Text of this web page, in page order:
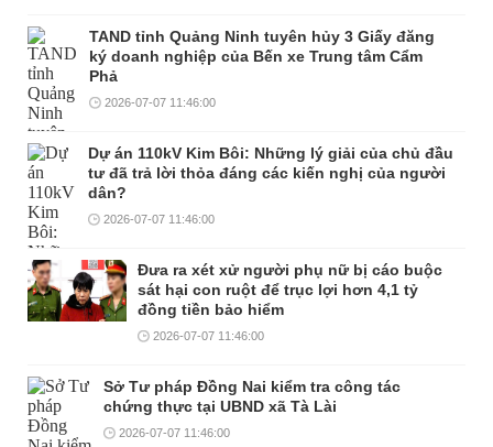
TAND tỉnh Quảng Ninh tuyên hủy 3 Giấy đăng
ký doanh nghiệp của Bến xe Trung tâm Cẩm
Phả
2026-07-07 11:46:00
Dự án 110kV Kim Bôi: Những lý giải của chủ đầu
tư đã trả lời thỏa đáng các kiến nghị của người
dân?
2026-07-07 11:46:00
Đưa ra xét xử người phụ nữ bị cáo buộc
sát hại con ruột để trục lợi hơn 4,1 tỷ
đồng tiền bảo hiểm
2026-07-07 11:46:00
Sở Tư pháp Đồng Nai kiểm tra công tác
chứng thực tại UBND xã Tà Lài
2026-07-07 11:46:00